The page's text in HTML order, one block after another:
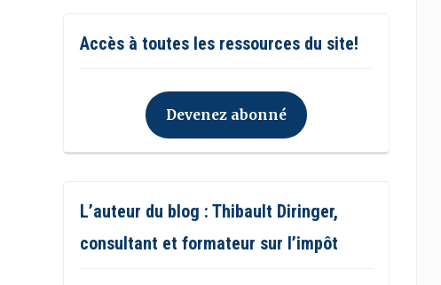
Accès à toutes les ressources du site!
Devenez abonné
L’auteur du blog : Thibault Diringer,
consultant et formateur sur l’impôt